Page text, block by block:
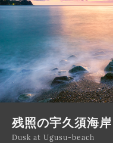
残照の宇久須海岸
Dusk at Ugusu-beach